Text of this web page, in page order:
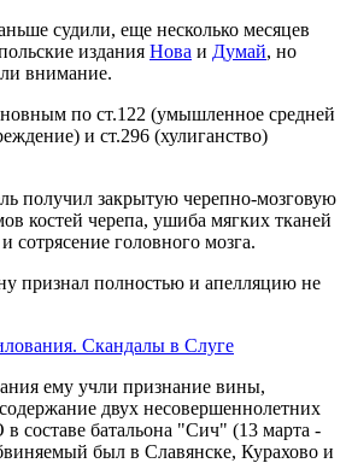
судили, еще несколько месяцев
издания Нова и Думай, но
внимание.
по ст.122 (умышленное средней
и ст.296 (хулиганство)
получил закрытую черепно-мозговую
костей черепа, ушиба мягких тканей
сотрясение головного мозга.
признал полностью и апелляцию не
Скандалы в Слуге
ему учли признание вины,
двух несовершеннолетних
составе батальона "Сич" (13 марта -
был в Славянске, Курахово и